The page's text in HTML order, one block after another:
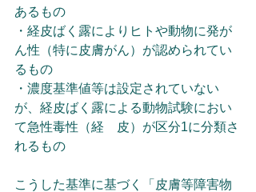
あるもの
・経皮ばく露によりヒトや動物に発が
ん性（特に皮膚がん）が認められてい
るもの
・濃度基準値等は設定されていない
が、経皮ばく露による動物試験におい
て急性毒性（経　皮）が区分1に分類さ
れるもの
こうした基準に基づく「皮膚等障害物